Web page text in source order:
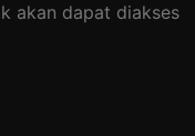
akan dapat diakses